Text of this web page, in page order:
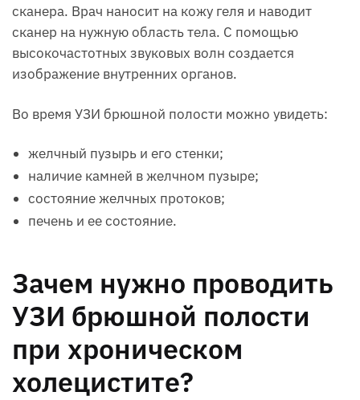
сканера. Врач наносит на кожу геля и наводит
сканер на нужную область тела. С помощью
высокочастотных звуковых волн создается
изображение внутренних органов.
Во время УЗИ брюшной полости можно увидеть:
желчный пузырь и его стенки;
наличие камней в желчном пузыре;
состояние желчных протоков;
печень и ее состояние.
Зачем нужно проводить
УЗИ брюшной полости
при хроническом
холецистите?